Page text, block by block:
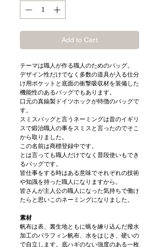
Add to Cart
テーマは職人が作る職人のためのバッグ。
デザイン性だけでなく多数の道具が入る仕分
け用ポケットと底面の衝撃吸収材を装備した
機能性のあるバッグでもあります。
口元の真鍮製ドイツホックが特徴のバッグで
す。
スミスバッグと言うネーミングは昔のイギリ
スで鍛治職人の事をスミスと言ったのでそこ
から取りました。
この名前は商標登録中です。
とは言っても職人だけでなく普段使いもでき
るバッグです。
皆仕事をする時はある意味でそれぞれの技術
や知識を持った職人になりますから。
皆さんが主人公の職人になった気持ちで働け
たらと思いこのネーミングになりました。
素材
帆布は表、裏生地ともに蝋を練り込んだ撥水
加工のパラフィン帆布、水をはじき、硬いの
で自立します。底ハギのない強度のある一枚